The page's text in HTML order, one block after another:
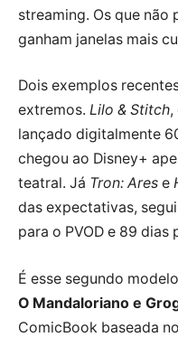
streaming. Os que
ganham janelas mais
Dois exemplos
extremos. Lilo & Stitch,
lançado digitalmente
chegou ao Disney+
teatral. Já Tron: Ares e
das expectativas,
para o PVOD e 89 dias
É esse segundo
O Mandaloriano e
ComicBook baseada